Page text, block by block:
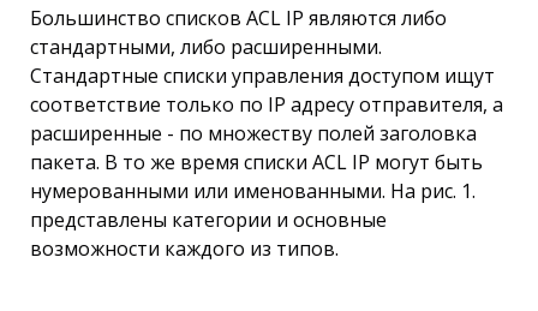
Большинство списков ACL IP являются либо
стандартными, либо расширенными.
Стандартные списки управления доступом ищут
соответствие только по IР адресу отправителя, а
расширенные - по множеству полей заголовка
пакета. В то же время списки ACL IP могут быть
нумерованными или именованными. На рис. 1.
представлены категории и основные
возможности каждого из типов.